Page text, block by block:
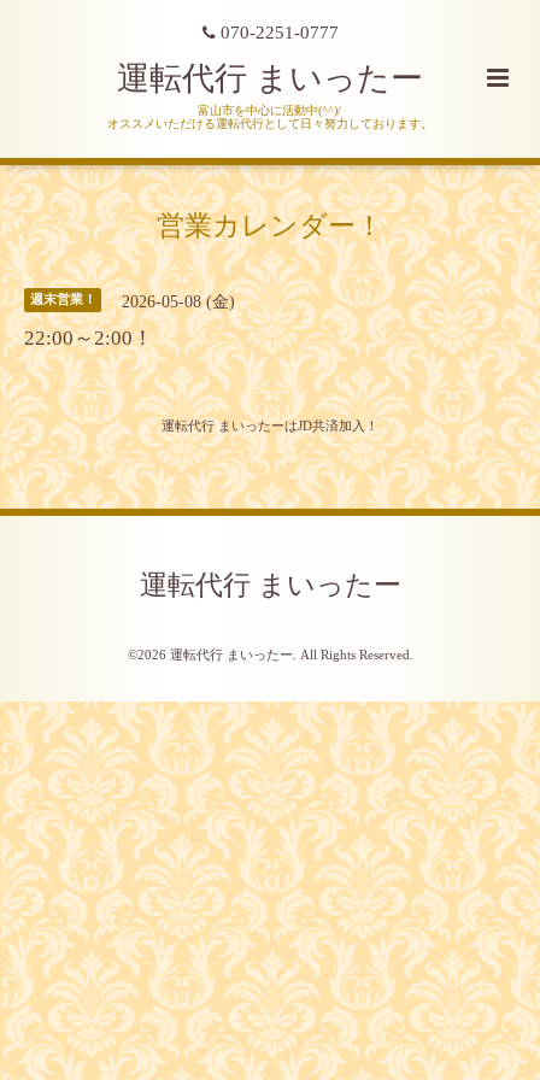
070-2251-0777
運転代行 まいったー
富山市を中心に活動中(^^)/
オススメいただける運転代行として日々努力しております。
営業カレンダー！
週末営業！ 2026-05-08 (金)
22:00～2:00！
運転代行 まいったーはJD共済加入！
運転代行 まいったー
©2026 運転代行 まいったー . All Rights Reserved.